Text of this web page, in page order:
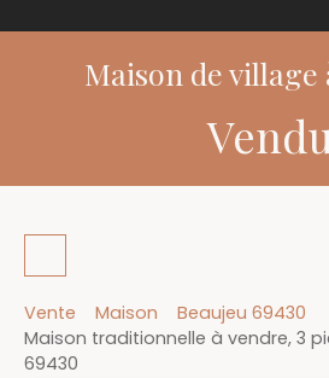
Maison de village
Vendu
Vente Maison
Beaujeu 69430
Maison traditionnelle à vendre, 3
69430